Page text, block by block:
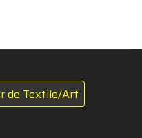
de Textile/Art